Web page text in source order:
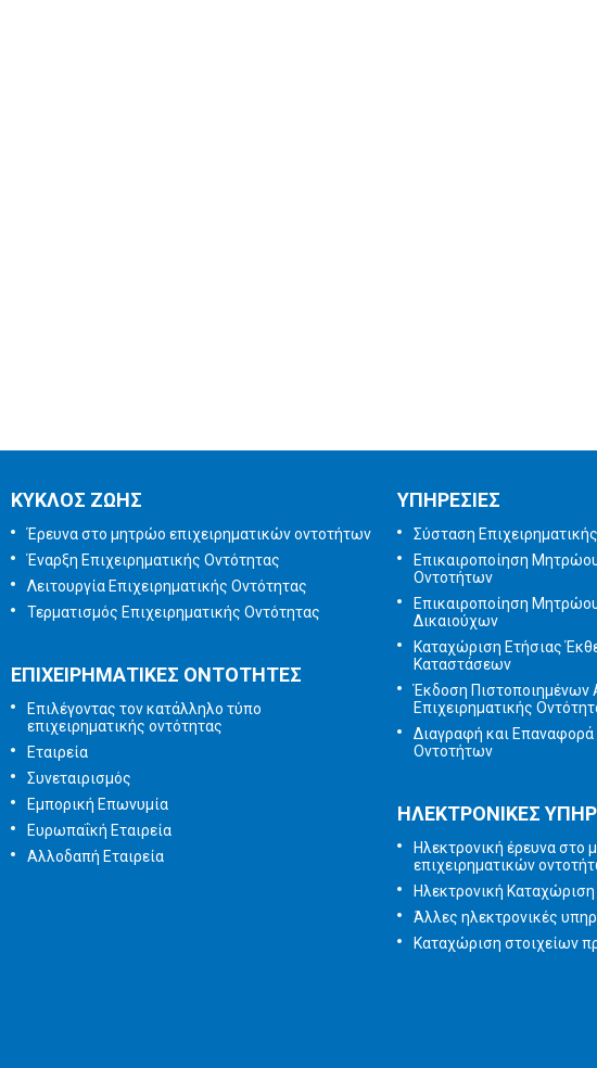
ΚΥΚΛΟΣ ΖΩΗΣ
Έρευνα στο μητρώο επιχειρηματικών οντοτήτων
Έναρξη Επιχειρηματικής Οντότητας
Λειτουργία Επιχειρηματικής Οντότητας
Τερματισμός Επιχειρηματικής Οντότητας
ΕΠΙΧΕΙΡΗΜΑΤΙΚΕΣ ΟΝΤΟΤΗΤΕΣ
Επιλέγοντας τον κατάλληλο τύπο
επιχειρηματικής οντότητας
Εταιρεία
Συνεταιρισμός
Εμπορική Επωνυμία
Ευρωπαΐκή Εταιρεία
Αλλοδαπή Εταιρεία
ΥΠΗΡΕΣΙΕΣ
Σύσταση
Επικαιροποίηση
Οντοτήτων
Επικαιροποίηση
Δικαιούχων
Καταχώριση Ετήσιας
Καταστάσεων
Έκδοση Πιστοποιημένων
Επιχειρηματικής
Διαγραφή και Επαναφορά
Οντοτήτων
ΗΛΕΚΤΡΟΝΙΚΕΣ
Ηλεκτρονική έρευνα στο
επιχειρηματικών
Ηλεκτρονική
Άλλες ηλεκτρονικές
Καταχώριση στοιχείων